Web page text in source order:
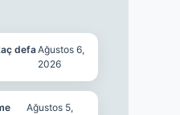
defaAğustos 6,
2026
Ağustos 5,